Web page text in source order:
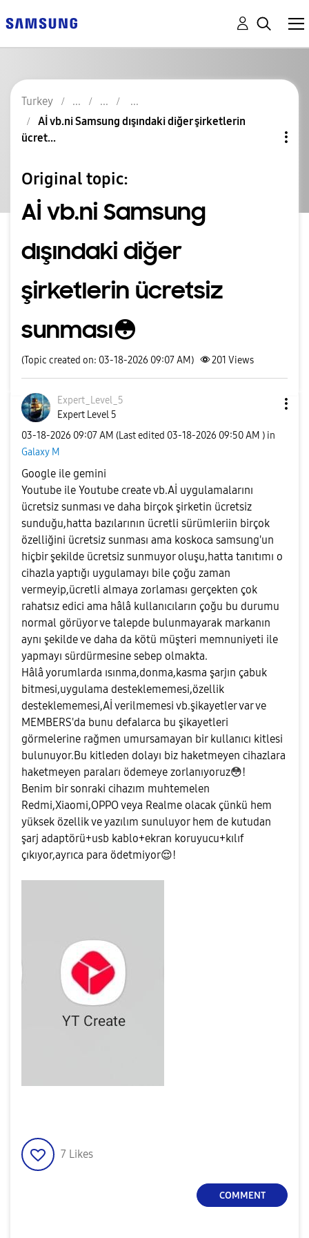
Turkey
Aİ vb.ni Samsung dışındaki diğer şirketlerin
ücret...
Original topic:
Aİ vb.ni Samsung
dışındaki diğer
şirketlerin ücretsiz
sunması😳
(Topic created on: 03-18-2026 09:07 AM) 201 Views
Expert_Level_5
Expert Level 5
‎03-18-2026 09:07 AM (Last edited ‎03-18-2026 09:50 AM ) in
Galaxy M
Google ile gemini
Youtube ile Youtube create vb.Aİ uygulamalarını
ücretsiz sunması ve daha birçok şirketin ücretsiz
sunduğu,hatta bazılarının ücretli sürümleriin birçok
özelliğini ücretsiz sunması ama koskoca samsung'un
hiçbir şekilde ücretsiz sunmuyor oluşu,hatta tanıtımı o
cihazla yaptığı uygulamayı bile çoğu zaman
vermeyip,ücretli almaya zorlaması gerçekten çok
rahatsız edici ama hâlâ kullanıcıların çoğu bu durumu
normal görüyor ve talepde bulunmayarak markanın
aynı şekilde ve daha da kötü müşteri memnuniyeti ile
yapmayı sürdürmesine sebep olmakta.
Hâlâ yorumlarda ısınma,donma,kasma şarjın çabuk
bitmesi,uygulama desteklememesi,özellik
desteklememesi,Aİ verilmemesi vb.şikayetler var ve
MEMBERS'da bunu defalarca bu şikayetleri
görmelerine rağmen umursamayan bir kullanıcı kitlesi
bulunuyor.Bu kitleden dolayı biz haketmeyen cihazlara
haketmeyen paraları ödemeye zorlanıyoruz😳!
Benim bir sonraki cihazım muhtemelen
Redmi,Xiaomi,OPPO veya Realme olacak çünkü hem
yüksek özellik ve yazılım sunuluyor hem de kutudan
şarj adaptörü+usb kablo+ekran koruyucu+kılıf
çıkıyor,ayrıca para ödetmiyor😌!
7 Likes
COMMENT